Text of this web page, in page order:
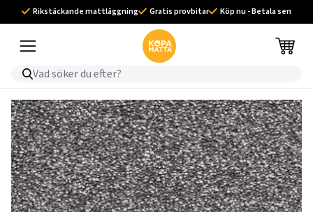
Rikstäckande mattläggning Gratis provbitar Köp nu - Betala sen